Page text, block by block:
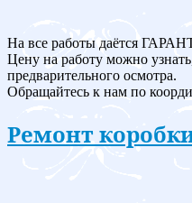
На все работы даётся
Цену на работу можно
предварительного осмотра.
Обращайтесь к нам по
Ремонт